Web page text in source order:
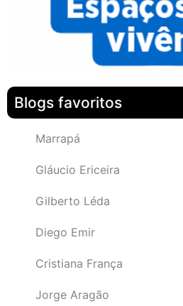
Blogs favoritos
Marrapá
Gláucio Ericeira
Gilberto Léda
Diego Emir
Cristiana França
Jorge Aragão